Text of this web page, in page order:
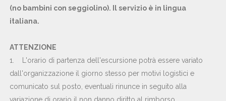
(no bambini con seggiolino). Il servizio è in lingua
italiana.
ATTENZIONE
1. L'orario di partenza dell'escursione potrà essere variato
dall'organizzazione il giorno stesso per motivi logistici e
comunicato sul posto, eventuali rinunce in seguito alla